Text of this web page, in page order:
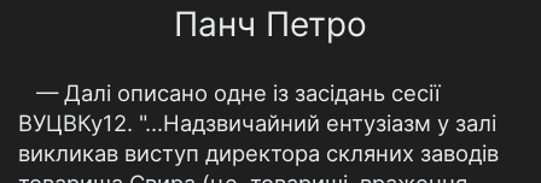
Панч Петро
— Далі описано одне із засідань сесії
ВУЦВКу12. "...Надзвичайний ентузіазм у залі
викликав виступ директора скляних заводів